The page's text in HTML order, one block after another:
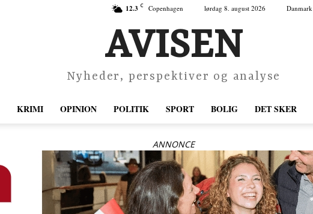
12.3 C Copenhagen lørdag 8. august 2026 Danmark
AVISEN
Nyheder, perspektiver og analyse
KRIMI OPINION POLITIK SPORT BOLIG DET SKER
ANNONCE